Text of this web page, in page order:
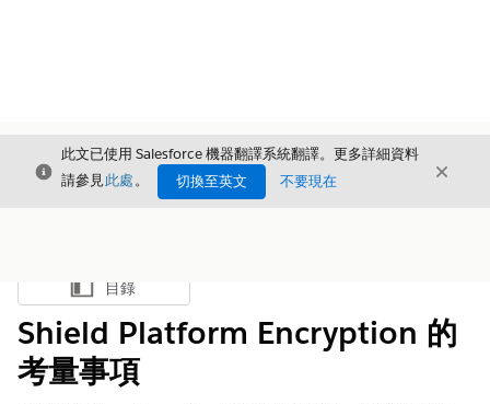
結束
此文已使用 Salesforce 機器翻譯系統翻譯。更多詳細資料
請參見此處。 切換至英文 不要現在 結束
顯示目錄
目錄
Shield Platform Encryption 的
考量事項